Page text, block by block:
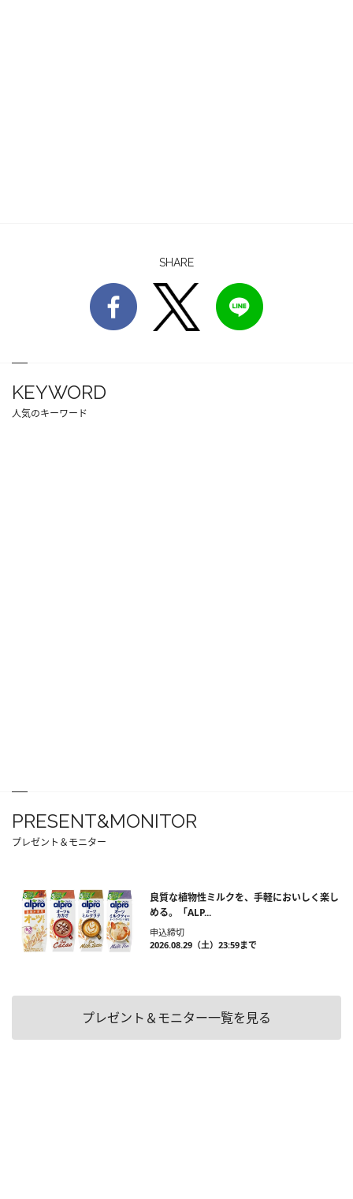
SHARE
KEYWORD
人気のキーワード
PRESENT&MONITOR
プレゼント＆モニター
良質な植物性ミルクを、手軽においしく楽し
める。「ALP...
申込締切
2026.08.29（土）23:59まで
プレゼント＆モニター一覧を見る